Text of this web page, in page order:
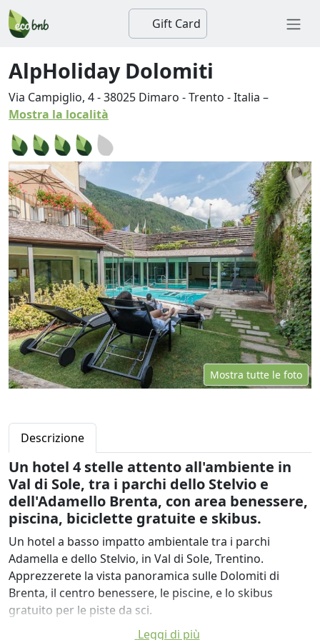
Gift Card
AlpHoliday Dolomiti
Via Campiglio, 4-38025 Dimaro -Trento -Italia –
Mostra la località
Mostra tutte le foto
Descrizione
Un hotel 4 stelle attento all'ambiente in
Val di Sole, tra i parchi dello Stelvio e
dell'Adamello Brenta, con area benessere,
piscina, biciclette gratuite e skibus.
Un hotel a basso impatto ambientale tra i parchi
Adamella e dello Stelvio, in Val di Sole, Trentino.
Apprezzerete la vista panoramica sulle Dolomiti di
Brenta, il centro benessere, le piscine, e lo skibus
gratuito per le piste da sci.
Leggi di più